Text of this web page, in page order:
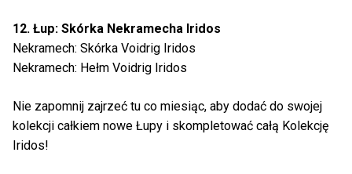
12. Łup: Skórka Nekramecha Iridos
Nekramech: Skórka Voidrig Iridos
Nekramech: Hełm Voidrig Iridos
Nie zapomnij zajrzeć tu co miesiąc, aby dodać do swojej
kolekcji całkiem nowe Łupy i skompletować całą Kolekcję
Iridos!